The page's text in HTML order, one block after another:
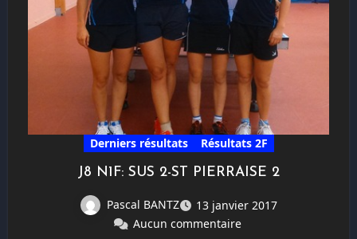
Derniers résultats Résultats 2F
J8 N1F: SUS 2-ST PIERRAISE 2
Pascal BANTZ
13 janvier 2017
Aucun commentaire